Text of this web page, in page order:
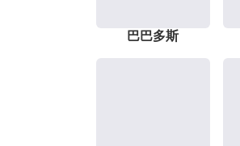
巴巴多斯